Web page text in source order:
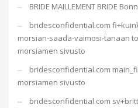
BRIDE MAILLEMENT BRIDE
bridesconfidential.com
morsian-saada-vaimosi-tanaan
morsiamen sivusto
bridesconfidential.com
morsiamen sivusto
bridesconfidential.com